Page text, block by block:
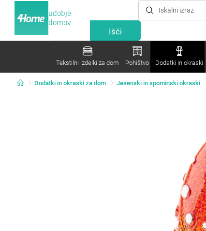
udobje
domov
Tekstilni izdelki za dom Pohištvo Dodatki in okraski
Dodatki in okraski za dom Jesenski in spominski okraski